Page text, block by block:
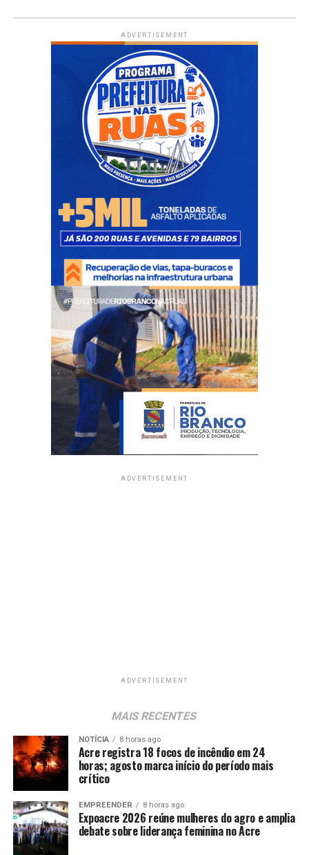
ADVERTISEMENT
ADVERTISEMENT
ADVERTISEMENT
MAIS RECENTES
NOTÍCIA 8 horas ago
Acre registra 18 focos de incêndio em 24
horas; agosto marca início do período mais
crítico
EMPREENDER 8 horas ago
Expoacre 2026 reúne mulheres do agro e amplia
debate sobre liderança feminina no Acre